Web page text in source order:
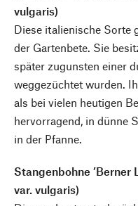
vulgaris)
Diese italienische Sorte
der Gartenbete. Sie
später zugunsten einer
weggezüchtet wurden.
als bei vielen heutigen
hervorragend, in dünne
in der Pfanne.
Stangenbohne ’Berner
var. vulgaris)